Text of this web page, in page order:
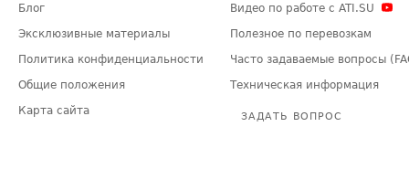
Блог
Эксклюзивные материалы
Политика конфиденциальности
Общие положения
Карта сайта
Видео по работе с ATI.SU
Полезное по перевозкам
Часто задаваемые вопросы
Техническая информация
ЗАДАТЬ ВОПРОС